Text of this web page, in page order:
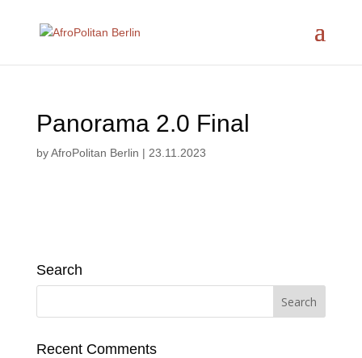
Panorama 2.0 Final
byAfroPolitan Berlin | 23.11.2023
Search
Recent Comments